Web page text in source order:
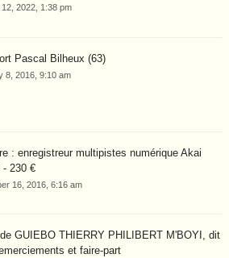
2022, 1:38 pm
Pascal Bilheux (63)
8, 2016, 9:10 am
: enregistreur multipistes numérique Akai
- 230 €
16, 2016, 6:16 am
GUIEBO THIERRY PHILIBERT M'BOYI, dit
et faire-part